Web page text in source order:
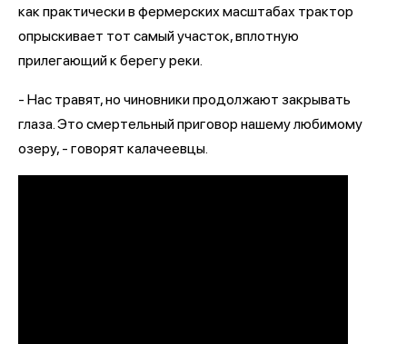
как практически в фермерских масштабах трактор
опрыскивает тот самый участок, вплотную
прилегающий к берегу реки.
- Нас травят, но чиновники продолжают закрывать
глаза. Это смертельный приговор нашему любимому
озеру, - говорят калачеевцы.